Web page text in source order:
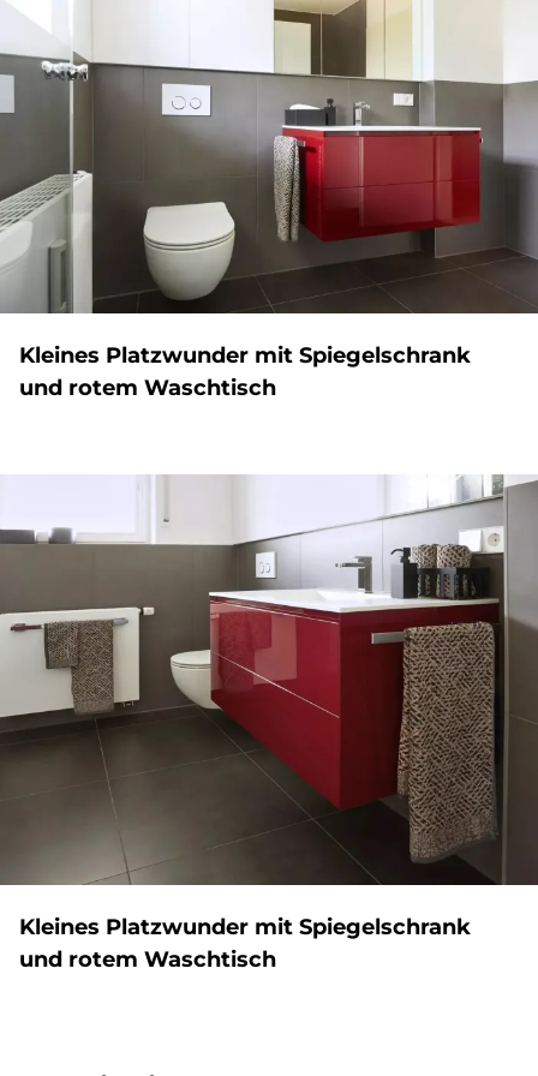
Klei­nes Platz­wun­der mit Spie­gel­schrank
und ro­tem Wasch­tisch
Klei­nes Platz­wun­der mit Spie­gel­schrank
und ro­tem Wasch­tisch